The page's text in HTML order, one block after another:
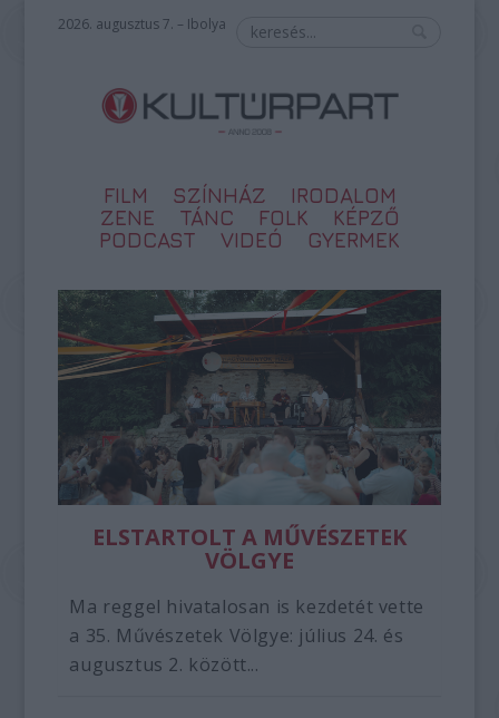
2026. augusztus 7. – Ibolya
FILM SZÍNHÁZ
IRODALOM
ZENE
TÁNC FOLK
KÉPZŐ
PODCAST
VIDEÓ GYERMEK
ELSTARTOLT A MŰVÉSZETEK
VÖLGYE
Ma reggel hivatalosan is kezdetét vette
a 35. Művészetek Völgye: július 24. és
augusztus 2. között...